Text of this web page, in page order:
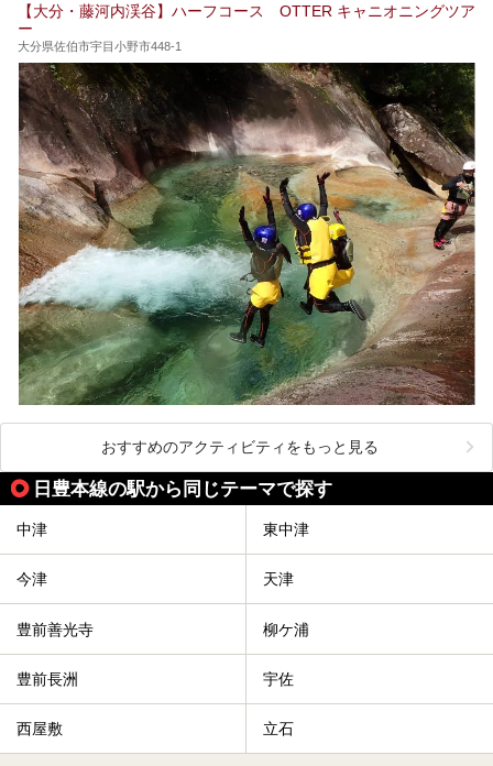
人を目指してみてはいかがでしょうか？
【大分・藤河内渓谷】ハーフコース OTTER キャニオニングツア
ー
大分県佐伯市宇目小野市448-1
おすすめのアクティビティをもっと見る
日豊本線の駅から同じテーマで探す
中津 東中津
今津 天津
豊前善光寺 柳ケ浦
豊前長洲 宇佐
西屋敷 立石